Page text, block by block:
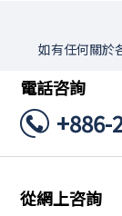
如有任何關於
電話咨詢
+886-
從網上咨詢